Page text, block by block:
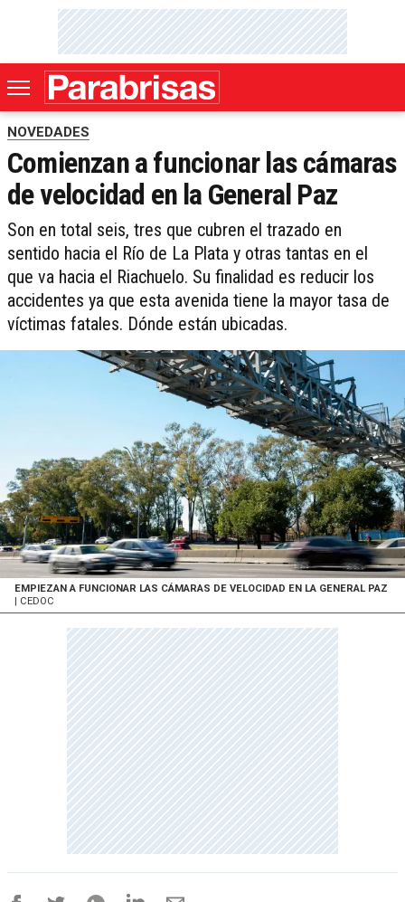
NOVEDADES
Comienzan a funcionar las cámaras
de velocidad en la General Paz
Son en total seis, tres que cubren el trazado en
sentido hacia el Río de La Plata y otras tantas en el
que va hacia el Riachuelo. Su finalidad es reducir los
accidentes ya que esta avenida tiene la mayor tasa de
víctimas fatales. Dónde están ubicadas.
EMPIEZAN A FUNCIONAR LAS CÁMARAS DE VELOCIDAD EN LA GENERAL PAZ
| CEDOC